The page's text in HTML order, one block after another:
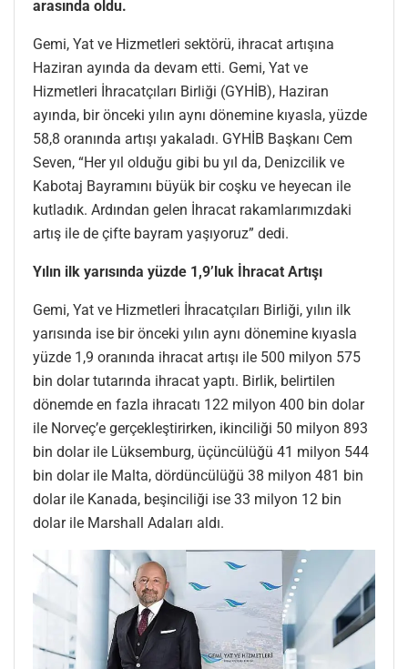
arasında oldu.
Gemi, Yat ve Hizmetleri sektörü, ihracat artışına
Haziran ayında da devam etti. Gemi, Yat ve
Hizmetleri İhracatçıları Birliği (GYHİB), Haziran
ayında, bir önceki yılın aynı dönemine kıyasla, yüzde
58,8 oranında artışı yakaladı. GYHİB Başkanı Cem
Seven, “Her yıl olduğu gibi bu yıl da, Denizcilik ve
Kabotaj Bayramını büyük bir coşku ve heyecan ile
kutladık. Ardından gelen İhracat rakamlarımızdaki
artış ile de çifte bayram yaşıyoruz” dedi.
Yılın ilk yarısında yüzde 1,9’luk İhracat Artışı
Gemi, Yat ve Hizmetleri İhracatçıları Birliği, yılın ilk
yarısında ise bir önceki yılın aynı dönemine kıyasla
yüzde 1,9 oranında ihracat artışı ile 500 milyon 575
bin dolar tutarında ihracat yaptı. Birlik, belirtilen
dönemde en fazla ihracatı 122 milyon 400 bin dolar
ile Norveç’e gerçekleştirirken, ikinciliği 50 milyon 893
bin dolar ile Lüksemburg, üçüncülüğü 41 milyon 544
bin dolar ile Malta, dördüncülüğü 38 milyon 481 bin
dolar ile Kanada, beşinciliği ise 33 milyon 12 bin
dolar ile Marshall Adaları aldı.